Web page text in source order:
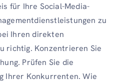
für Ihre Social-Media-
zu
Ihren direkten
richtig. Konzentrieren Sie
Prüfen Sie die
Ihrer Konkurrenten. Wie